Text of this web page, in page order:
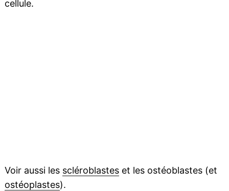
cellule.
Voir aussi les scléroblasteset les ostéoblastes (et
ostéoplastes).